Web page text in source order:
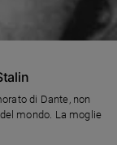
di Dante, non
mondo. La moglie